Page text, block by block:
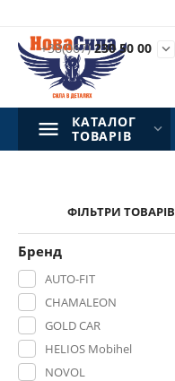
+38(067)230 50 00 
КАТАЛОГ
ТОВАРІВ
ФІЛЬТРИ ТОВАРІВ
Бренд
AUTO-FIT
CHAMALEON
GOLD CAR
HELIOS Mobihel
NOVOL